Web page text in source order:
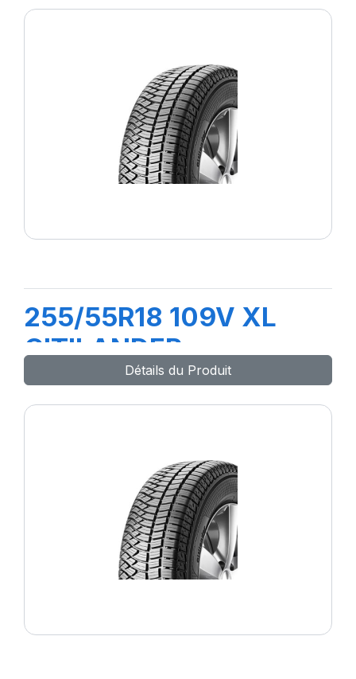
255/55R18 109V XL
CITILANDER
Détails du Produit